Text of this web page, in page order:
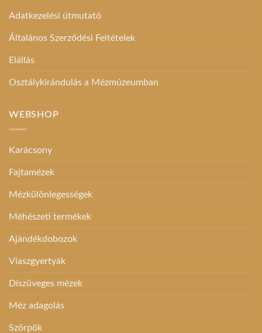
Adatkezelési útmutató
Általános Szerződési Feltételek
Elállás
Osztálykirándulás a Mézmúzeumban
WEBSHOP
Karácsony
Fajtamézek
Mézkülönlegességek
Méhészeti termékek
Ajándékdobozok
Viaszgyertyák
Díszüveges mézek
Méz adagolás
Szörpök